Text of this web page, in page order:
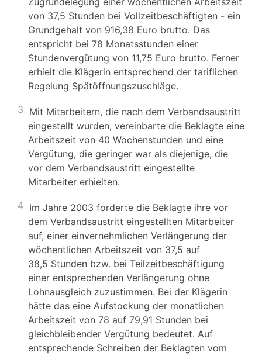
von 37,5 Stunden bei Vollzeitbeschäftigten - ein
Grundgehalt von 916,38 Euro brutto. Das
entspricht bei 78 Monatsstunden einer
Stundenvergütung von 11,75 Euro brutto. Ferner
erhielt die Klägerin entsprechend der tariflichen
Regelung Spätöffnungszuschläge.
3 Mit Mitarbeitern, die nach dem Verbandsaustritt
eingestellt wurden, vereinbarte die Beklagte eine
Arbeitszeit von 40 Wochenstunden und eine
Vergütung, die geringer war als diejenige, die
vor dem Verbandsaustritt eingestellte
Mitarbeiter erhielten.
4 Im Jahre 2003 forderte die Beklagte ihre vor
dem Verbandsaustritt eingestellten Mitarbeiter
auf, einer einvernehmlichen Verlängerung der
wöchentlichen Arbeitszeit von 37,5 auf
38,5 Stunden bzw. bei Teilzeitbeschäftigung
einer entsprechenden Verlängerung ohne
Lohnausgleich zuzustimmen. Bei der Klägerin
hätte das eine Aufstockung der monatlichen
Arbeitszeit von 78 auf 79,91 Stunden bei
gleichbleibender Vergütung bedeutet. Auf
entsprechende Schreiben der Beklagten vom